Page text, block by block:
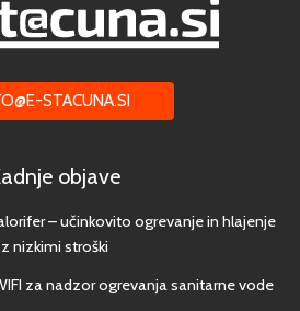
STACUNA.SI
objave
– učinkovito ogrevanje in hlajenje
z nizkimi stroški
za nadzor ogrevanja sanitarne vode